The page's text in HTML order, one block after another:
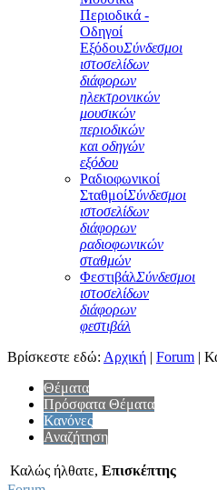
Περιοδικά -
Οδηγοί
ΕξόδουΣύνδεσμοι
ιστοσελίδων
διάφορων
ηλεκτρονικών
μουσικών
περιοδικών
και οδηγών
εξόδου
Ραδιοφωνικοί
ΣταθμοίΣύνδεσμοι
ιστοσελίδων
διάφορων
ραδιοφωνικών
σταθμών
ΦεστιβάλΣύνδεσμοι
ιστοσελίδων
διάφορων
φεστιβάλ
Βρίσκεστε εδώ: Αρχική | Forum |
Θέματα
Πρόσφατα Θέματα
Κανόνες
Αναζήτηση
Καλώς ήλθατε, Επισκέπτης